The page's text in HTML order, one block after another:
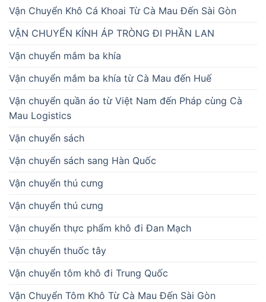
Vận Chuyển Khô Cá Khoai Từ Cà Mau Đến Sài Gòn
VẬN CHUYỂN KÍNH ÁP TRÒNG ĐI PHẦN LAN
Vận chuyển mắm ba khía
Vận chuyển mắm ba khía từ Cà Mau đến Huế
Vận chuyển quần áo từ Việt Nam đến Pháp cùng Cà
Mau Logistics
Vận chuyển sách
Vận chuyển sách sang Hàn Quốc
Vận chuyển thú cưng
Vận chuyển thú cưng
Vận chuyển thực phẩm khô đi Đan Mạch
Vận chuyển thuốc tây
Vận chuyển tôm khô đi Trung Quốc
Vận Chuyển Tôm Khô Từ Cà Mau Đến Sài Gòn